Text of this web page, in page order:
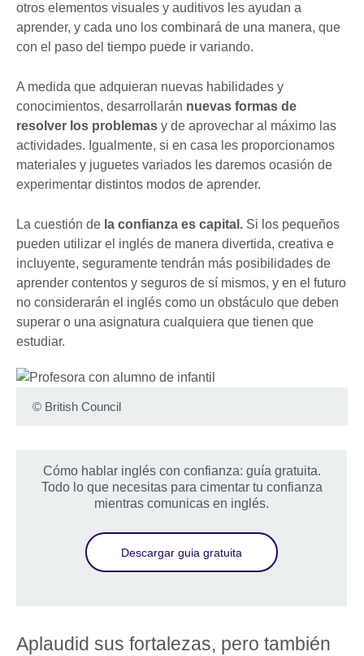
otros elementos visuales y auditivos les ayudan a
aprender, y cada uno los combinará de una manera, que
con el paso del tiempo puede ir variando.
A medida que adquieran nuevas habilidades y
conocimientos, desarrollarán nuevas formas de
resolver los problemas y de aprovechar al máximo las
actividades. Igualmente, si en casa les proporcionamos
materiales y juguetes variados les daremos ocasión de
experimentar distintos modos de aprender.
La cuestión de la confianza es capital. Si los pequeños
pueden utilizar el inglés de manera divertida, creativa e
incluyente, seguramente tendrán más posibilidades de
aprender contentos y seguros de sí mismos, y en el futuro
no considerarán el inglés como un obstáculo que deben
superar o una asignatura cualquiera que tienen que
estudiar.
© British Council
Cómo hablar inglés con confianza: guía gratuita.
Todo lo que necesitas para cimentar tu confianza
mientras comunicas en inglés.
Descargar guia gratuita
Aplaudid sus fortalezas, pero también